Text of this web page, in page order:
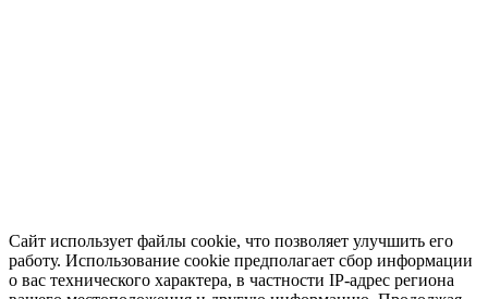
Сайт использует файлы cookie, что позволяет улучшить его
работу. Использование cookie предполагает сбор информации
о вас технического характера, в частности IP-адрес региона